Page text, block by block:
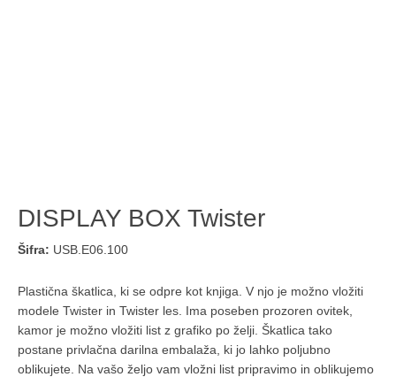
DISPLAY BOX Twister
Šifra: USB.E06.100
Plastična škatlica, ki se odpre kot knjiga. V njo je možno vložiti
modele Twister in Twister les. Ima poseben prozoren ovitek,
kamor je možno vložiti list z grafiko po želji. Škatlica tako
postane privlačna darilna embalaža, ki jo lahko poljubno
oblikujete. Na vašo željo vam vložni list pripravimo in oblikujemo